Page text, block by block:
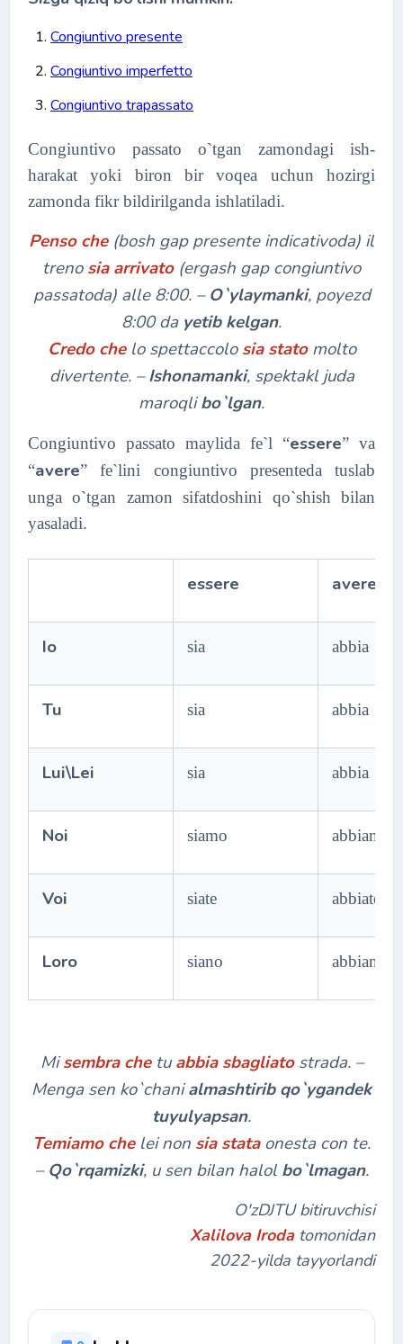
Congiuntivo presente
Congiuntivo imperfetto
Congiuntivo trapassato
Congiuntivo passato o`tgan zamondagi ish-
harakat yoki biron bir voqea uchun hozirgi
zamonda fikr bildirilganda ishlatiladi.
Penso che (bosh gap presente indicativoda) il
trenosia arrivato (ergash gap congiuntivo
passatoda) alle 8:00. –O`ylaymanki, poyezd
8:00 da yetib kelgan.
Credo che lo spettaccolosia stato molto
divertente. –Ishonamanki, spektakl juda
maroqlibo`lgan.
Congiuntivo passato maylida fe`l “essere” va
“avere” fe`lini congiuntivo presenteda tuslab
unga o`tgan zamon sifatdoshini qo`shish bilan
yasaladi.
essere avere
Io sia abbia
Tu sia abbia
Lui\Lei sia abbia
Noi siamo abbiamo
Voi siate abbiate
Loro siano abbiano
Misembra chetuabbia sbagliatostrada. –
Menga sen ko`chanialmashtirib qo`ygandek
tuyulyapsan.
Temiamo chelei non sia stataonesta con te.
–Qo`rqamizki, u sen bilan halol bo`lmagan.
O'zDJTU bitiruvchisi
Xalilova Iroda tomonidan
2022-yilda tayyorlandi